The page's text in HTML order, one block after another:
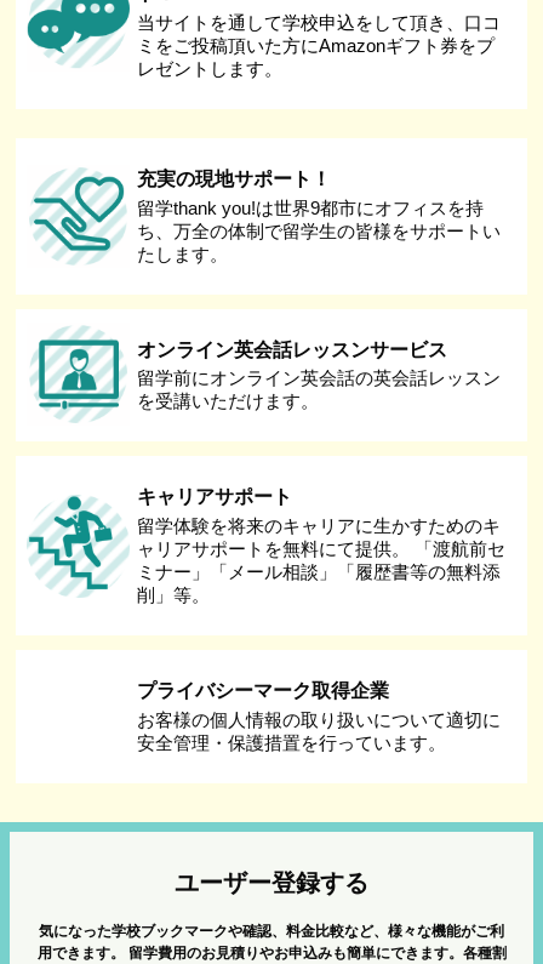
当サイトを通して学校申込をして頂き、口コ
ミをご投稿頂いた方にAmazonギフト券をプ
レゼントします。
充実の現地サポート！
留学thank you!は世界9都市にオフィスを持
ち、万全の体制で留学生の皆様をサポートい
たします。
オンライン英会話レッスンサービス
留学前にオンライン英会話の英会話レッスン
を受講いただけます。
キャリアサポート
留学体験を将来のキャリアに生かすためのキ
ャリアサポートを無料にて提供。 「渡航前セ
ミナー」「メール相談」「履歴書等の無料添
削」等。
プライバシーマーク取得企業
お客様の個人情報の取り扱いについて適切に
安全管理・保護措置を行っています。
ユーザー登録する
気になった学校ブックマークや確認、料金比較など、様々な機能がご利
用できます。
留学費用のお見積りやお申込みも簡単にできます。各種割